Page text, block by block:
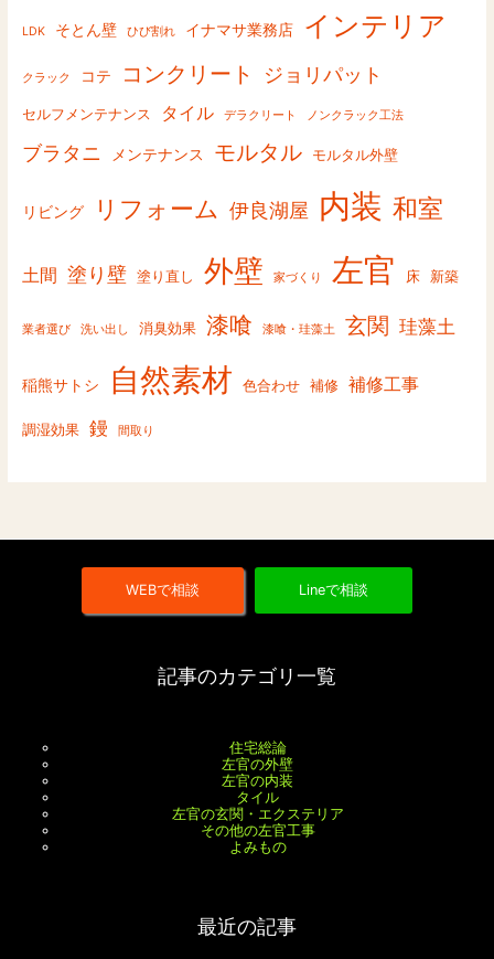
LDK そとん壁 ひび割れ イナマサ業務店 インテリア
クラック コテ コンクリート ジョリパット
セルフメンテナンス タイル デラクリート ノンクラック工法
ブラタニ メンテナンス モルタル モルタル外壁
リビング リフォーム 伊良湖屋 内装 和室
土間 塗り壁 塗り直し 外壁 家づくり 左官 床 新築
業者選び 洗い出し 消臭効果 漆喰 漆喰・珪藻土 玄関 珪藻土
稲熊サトシ 自然素材 色合わせ 補修 補修工事
調湿効果 鏝 間取り
WEBで相談 Lineで相談
記事のカテゴリ一覧
住宅総論
左官の外壁
左官の内装
タイル
左官の玄関・エクステリア
その他の左官工事
よみもの
最近の記事